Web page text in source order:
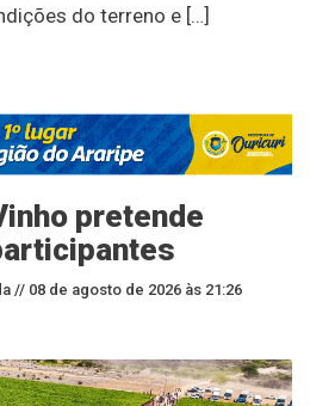
do terreno e […]
pretende
// 08 de agosto de 2026 às 21:26